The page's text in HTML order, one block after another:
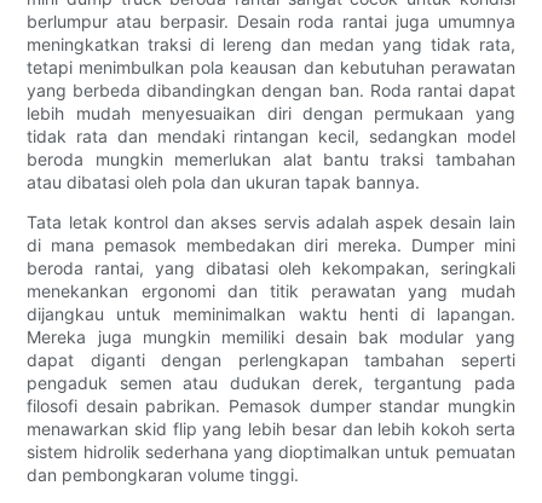
berlumpur atau berpasir. Desain roda rantai juga umumnya
meningkatkan traksi di lereng dan medan yang tidak rata,
tetapi menimbulkan pola keausan dan kebutuhan perawatan
yang berbeda dibandingkan dengan ban. Roda rantai dapat
lebih mudah menyesuaikan diri dengan permukaan yang
tidak rata dan mendaki rintangan kecil, sedangkan model
beroda mungkin memerlukan alat bantu traksi tambahan
atau dibatasi oleh pola dan ukuran tapak bannya.
Tata letak kontrol dan akses servis adalah aspek desain lain
di mana pemasok membedakan diri mereka. Dumper mini
beroda rantai, yang dibatasi oleh kekompakan, seringkali
menekankan ergonomi dan titik perawatan yang mudah
dijangkau untuk meminimalkan waktu henti di lapangan.
Mereka juga mungkin memiliki desain bak modular yang
dapat diganti dengan perlengkapan tambahan seperti
pengaduk semen atau dudukan derek, tergantung pada
filosofi desain pabrikan. Pemasok dumper standar mungkin
menawarkan skid flip yang lebih besar dan lebih kokoh serta
sistem hidrolik sederhana yang dioptimalkan untuk pemuatan
dan pembongkaran volume tinggi.